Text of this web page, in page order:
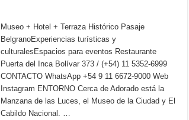
Museo + Hotel + Terraza Histórico Pasaje
BelgranoExperiencias turísticas y
culturalesEspacios para eventos Restaurante
Puerta del Inca Bolívar 373 / (+54) 11 5352-6999
CONTACTO WhatsApp +54 9 11 6672-9000 Web
Instagram ENTORNO Cerca de Adorado está la
Manzana de las Luces, el Museo de la Ciudad y El
Cabildo Nacional. …